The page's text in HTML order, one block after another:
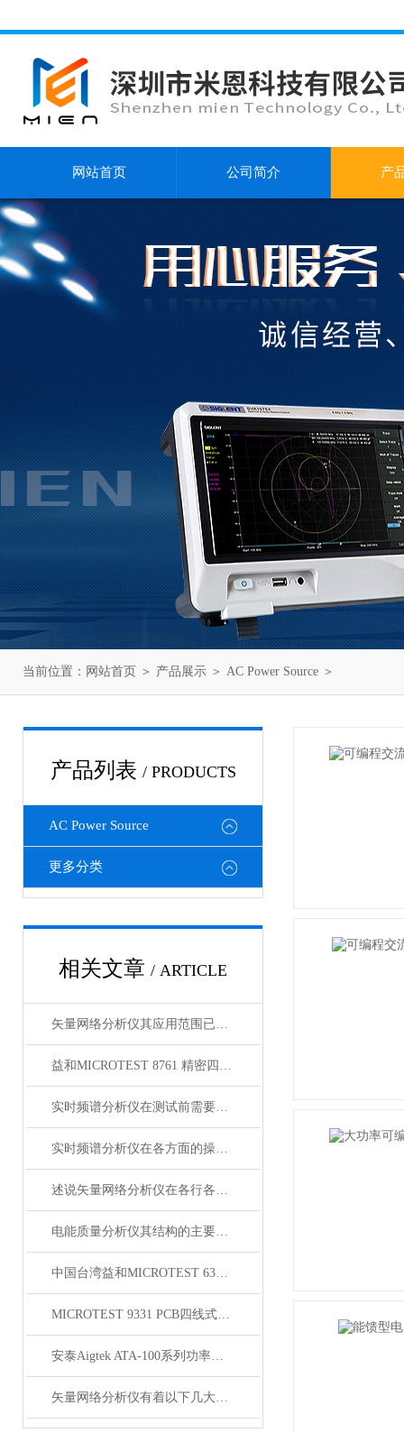
网站首页 公司简介 产
当前位置： 网站首页 ＞ 产品展示 ＞ AC Power Source ＞
产品列表 / PRODUCTS
AC Power Source
更多分类
相关文章 / ARTICLE
矢量网络分析仪其应用范围已广泛渗透至以下几个核心领域
益和MICROTEST 8761 精密四线式线材测试仪
实时频谱分析仪在测试前需要做好什么准备
实时频谱分析仪在各方面的操作事项
述说矢量网络分析仪在各行各业中的主要作用
电能质量分析仪其结构的主要特点如下
中国台湾益和MICROTEST 6372 LCR测试仪
MICROTEST 9331 PCB四线式导通耐压测试仪
安泰Aigtek ATA-100系列功率放大器
矢量网络分析仪有着以下几大核心特点